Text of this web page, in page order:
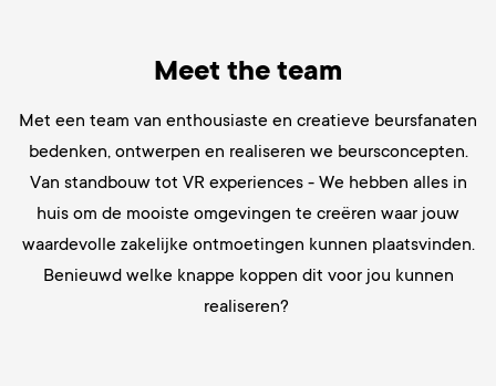
Meet the team
Met een team van enthousiaste en creatieve beursfanaten
bedenken, ontwerpen en realiseren we beursconcepten.
Van standbouw tot VR experiences - We hebben alles in
huis om de mooiste omgevingen te creëren waar jouw
waardevolle zakelijke ontmoetingen kunnen plaatsvinden.
Benieuwd welke knappe koppen dit voor jou kunnen
realiseren?